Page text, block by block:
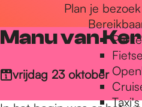
Plan je bezoek
Manu van
vrijdag 23 oktober